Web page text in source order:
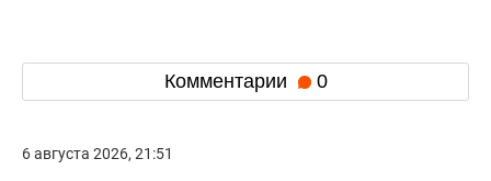
Комментарии 0
6 августа 2026, 21:51